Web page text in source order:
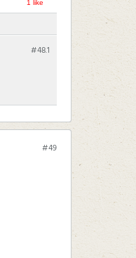
1 like
#48.1
#49